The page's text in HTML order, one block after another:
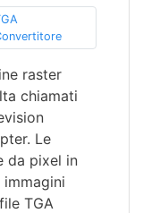
raster
chiamati
Le
da pixel in
TGA